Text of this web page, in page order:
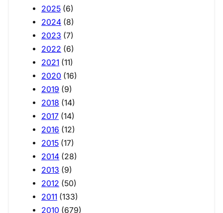
2025 (6)
2024 (8)
2023 (7)
2022 (6)
2021 (11)
2020 (16)
2019 (9)
2018 (14)
2017 (14)
2016 (12)
2015 (17)
2014 (28)
2013 (9)
2012 (50)
2011 (133)
2010 (679)